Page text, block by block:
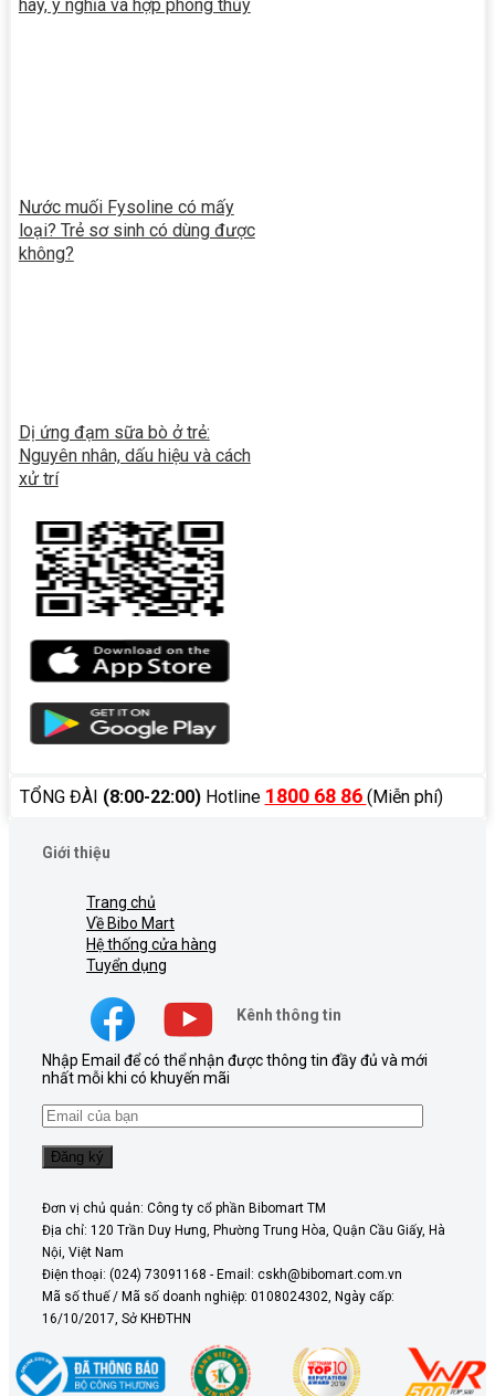
hay, ý nghĩa và hợp phong thủy
Nước muối Fysoline có mấy
loại? Trẻ sơ sinh có dùng được
không?
Dị ứng đạm sữa bò ở trẻ:
Nguyên nhân, dấu hiệu và cách
xử trí
TỔNG ĐÀI (8:00-22:00)Hotline 1800 68 86 (Miễn phí)
Giới thiệu
Trang chủ
Về Bibo Mart
Hệ thống cửa hàng
Tuyển dụng
Kênh thông tin
Nhập Email để có thể nhận được thông tin đầy đủ và mới
nhất mỗi khi có khuyến mãi
Đơn vị chủ quản: Công ty cổ phần Bibomart TM
Địa chỉ: 120 Trần Duy Hưng, Phường Trung Hòa, Quận Cầu Giấy, Hà
Nội, Việt Nam
Điện thoại: (024) 73091168 - Email: cskh@bibomart.com.vn
Mã số thuế / Mã số doanh nghiệp: 0108024302, Ngày cấp:
16/10/2017, Sở KHĐTHN